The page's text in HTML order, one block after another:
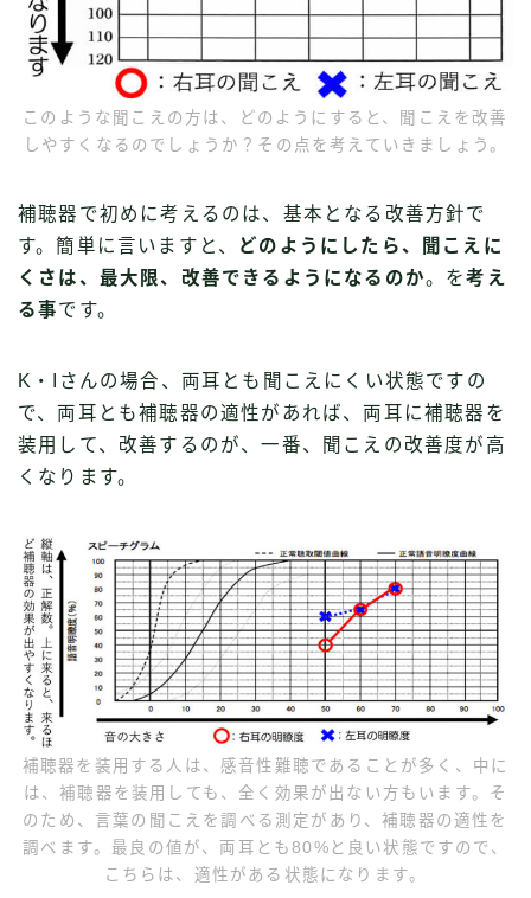
このような聞こえの方は、どのようにすると、聞こえを改善
しやすくなるのでしょうか？その点を考えていきましょう。
補聴器で初めに考えるのは、基本となる改善方針で
す。簡単に言いますと、
どのようにしたら、聞こえに
くさは、最大限、改善できるようになるのか。を考え
る事です。
K・Iさんの場合、両耳とも聞こえにくい状態ですの
で、両耳とも補聴器の適性があれば、両耳に補聴器を
装用して、改善するのが、一番、聞こえの改善度が高
くなります。
補聴器を装用する人は、感音性難聴であることが多く、中に
は、補聴器を装用しても、全く効果が出ない方もいます。そ
のため、言葉の聞こえを調べる測定があり、補聴器の適性を
調べます。最良の値が、両耳とも80%と良い状態ですので、
こちらは、適性がある状態になります。